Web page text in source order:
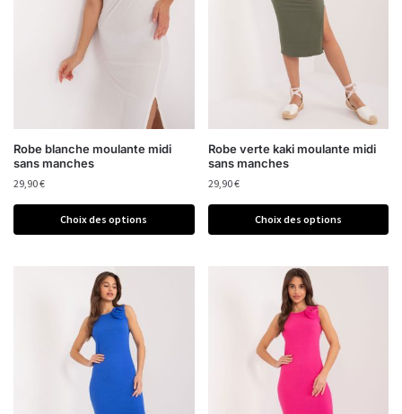
Robe blanche moulante midi
sans manches
29,90€
Choix des options
Robe verte kaki moulante midi
sans manches
29,90€
Choix des options